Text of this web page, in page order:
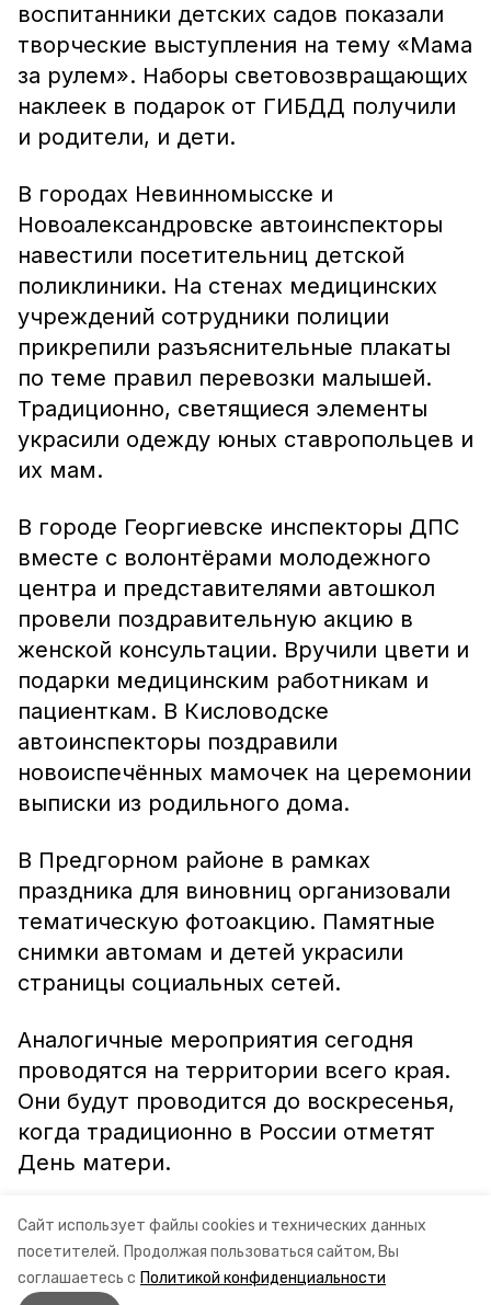
Сайт использует файлы cookies и технических данных
посетителей. Продолжая пользоваться сайтом, Вы
соглашаетесь с Политикой конфиденциальности
воспитанники детских садов показали
творческие выступления на тему «Мама
за рулем». Наборы световозвращающих
наклеек в подарок от ГИБДД получили
и родители, и дети.
В городах Невинномысске и
Новоалександровске автоинспекторы
навестили посетительниц детской
поликлиники. На стенах медицинских
учреждений сотрудники полиции
прикрепили разъяснительные плакаты
по теме правил перевозки малышей.
Традиционно, светящиеся элементы
украсили одежду юных ставропольцев и
их мам.
В городе Георгиевске инспекторы ДПС
вместе с волонтёрами молодежного
центра и представителями автошкол
провели поздравительную акцию в
женской консультации. Вручили цвети и
подарки медицинским работникам и
пациенткам. В Кисловодске
автоинспекторы поздравили
новоиспечённых мамочек на церемонии
выписки из родильного дома.
В Предгорном районе в рамках
праздника для виновниц организовали
тематическую фотоакцию. Памятные
снимки автомам и детей украсили
страницы социальных сетей.
Аналогичные мероприятия сегодня
проводятся на территории всего края.
Они будут проводится до воскресенья,
когда традиционно в России отметят
День матери.
Информация: УГИБДД ГУ МВД РОССИИ
ПО СТАВРОПОЛЬСКОМУ КРАЮ